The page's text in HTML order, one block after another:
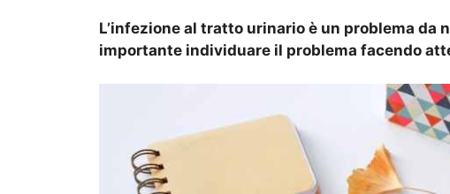
L’infezione al tratto urinario è un problema da
importante individuare il problema facendo